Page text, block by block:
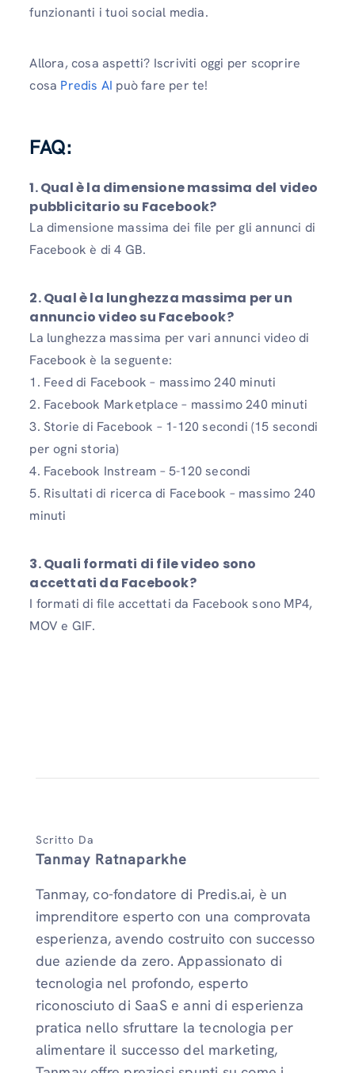
funzionanti i tuoi social media.
Allora, cosa aspetti? Iscriviti oggi per scoprire
cosa Predis AI può fare per te!
FAQ:
1. Qual è la dimensione massima del video
pubblicitario su Facebook?
La dimensione massima dei file per gli annunci di
Facebook è di 4 GB.
2. Qual è la lunghezza massima per un
annuncio video su Facebook?
La lunghezza massima per vari annunci video di
Facebook è la seguente:
1. Feed di Facebook – massimo 240 minuti
2. Facebook Marketplace – massimo 240 minuti
3. Storie di Facebook – 1-120 secondi (15 secondi
per ogni storia)
4. Facebook Instream – 5-120 secondi
5. Risultati di ricerca di Facebook – massimo 240
minuti
3. Quali formati di file video sono
accettati da Facebook?
I formati di file accettati da Facebook sono MP4,
MOV e GIF.
Scritto Da
Tanmay Ratnaparkhe
Tanmay, co-fondatore di Predis.ai, è un
imprenditore esperto con una comprovata
esperienza, avendo costruito con successo
due aziende da zero. Appassionato di
tecnologia nel profondo, esperto
riconosciuto di SaaS e anni di esperienza
pratica nello sfruttare la tecnologia per
alimentare il successo del marketing,